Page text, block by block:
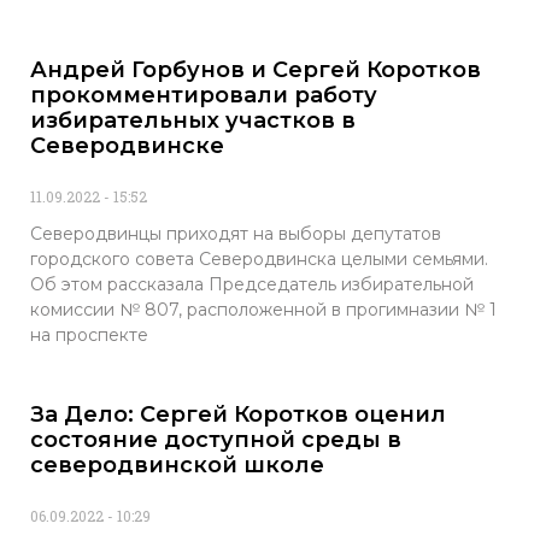
Андрей Горбунов и Сергей Коротков
прокомментировали работу
избирательных участков в
Северодвинске
11.09.2022 15:52
Северодвинцы приходят на выборы депутатов
городского совета Северодвинска целыми семьями.
Об этом рассказала Председатель избирательной
комиссии № 807, расположенной в прогимназии № 1
на проспекте
За Дело: Сергей Коротков оценил
состояние доступной среды в
северодвинской школе
06.09.2022 10:29